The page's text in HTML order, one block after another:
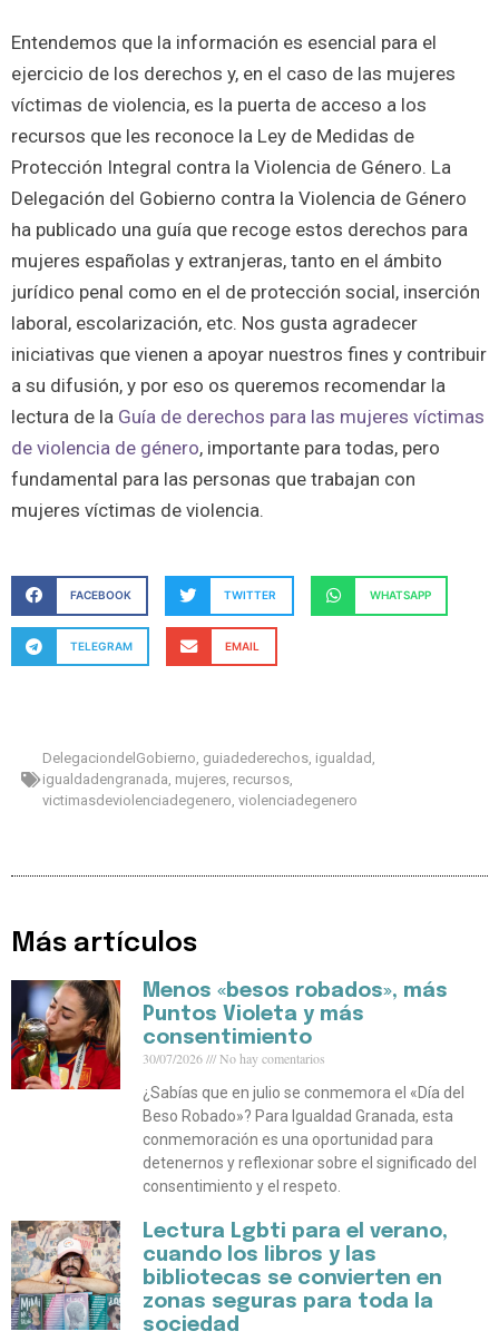
Entendemos que la información es esencial para el
ejercicio de los derechos y, en el caso de las mujeres
víctimas de violencia, es la puerta de acceso a los
recursos que les reconoce la Ley de Medidas de
Protección Integral contra la Violencia de Género. La
Delegación del Gobierno contra la Violencia de Género
ha publicado una guía que recoge estos derechos para
mujeres españolas y extranjeras, tanto en el ámbito
jurídico penal como en el de protección social, inserción
laboral, escolarización, etc. Nos gusta agradecer
iniciativas que vienen a apoyar nuestros fines y contribuir
a su difusión, y por eso os queremos recomendar la
lectura de la Guía de derechos para las mujeres víctimas
de violencia de género, importante para todas, pero
fundamental para las personas que trabajan con
mujeres víctimas de violencia.
FACEBOOK TWITTER WHATSAPP
TELEGRAM EMAIL
DelegaciondelGobierno, guiadederechos, igualdad ,
igualdadengranada, mujeres, recursos,
victimasdeviolenciadegenero, violenciadegenero
Más artículos
Menos «besos robados», más
Puntos Violeta y más
consentimiento
30/07/2026
No hay comentarios
¿Sabías que en julio se conmemora el «Día del
Beso Robado»? Para Igualdad Granada, esta
conmemoración es una oportunidad para
detenernos y reflexionar sobre el significado del
consentimiento y el respeto.
Lectura Lgbti para el verano,
cuando los libros y las
bibliotecas se convierten en
zonas seguras para toda la
sociedad